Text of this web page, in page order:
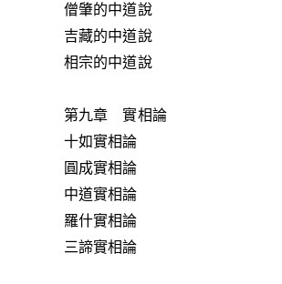
僧肇的中道說
吉藏的中道說
相宗的中道說
第九章 實相論
十如實相論
圓成實相論
中道實相論
羅什實相論
三諦實相論